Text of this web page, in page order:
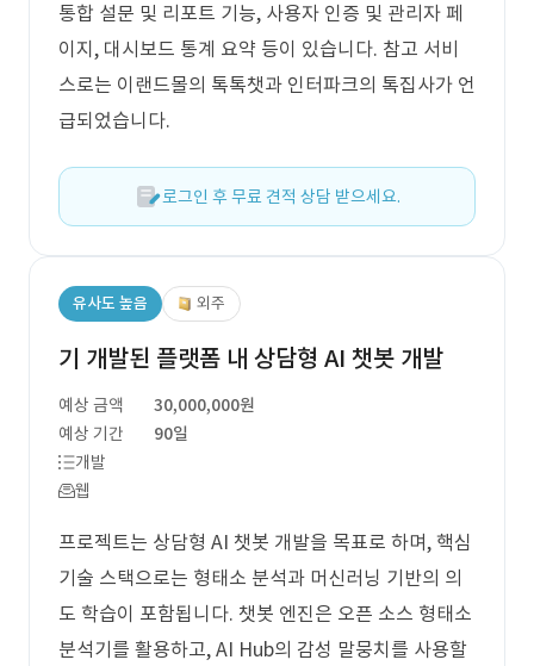
통합 설문 및 리포트 기능, 사용자 인증 및 관리자 페
이지, 대시보드 통계 요약 등이 있습니다. 참고 서비
스로는 이랜드몰의 톡톡챗과 인터파크의 톡집사가 언
급되었습니다.
로그인 후 무료 견적 상담 받으세요.
유사도 높음 외주
기 개발된 플랫폼 내 상담형 AI 챗봇 개발
예상 금액
30,000,000원
예상 기간
90일
개발
웹
프로젝트는 상담형 AI 챗봇 개발을 목표로 하며, 핵심
기술 스택으로는 형태소 분석과 머신러닝 기반의 의
도 학습이 포함됩니다. 챗봇 엔진은 오픈 소스 형태소
분석기를 활용하고, AI Hub의 감성 말뭉치를 사용할